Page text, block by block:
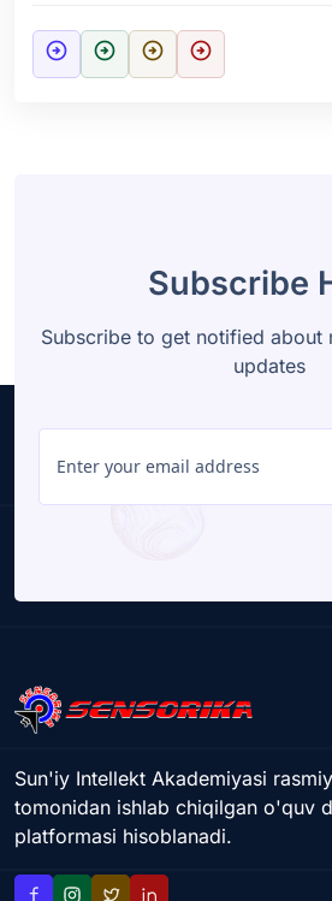
arrow_circle_right arrow_circle_right arrow_circle_right arrow_circle_right
Subscribe
Subscribe to get notified about
updates
Sun'iy Intellekt Akademiyasi
tomonidan ishlab chiqilgan o'quv
platformasi hisoblanadi.